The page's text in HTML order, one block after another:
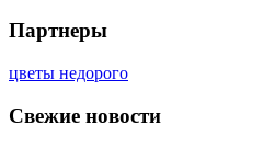
Партнеры
цветы недорого
Свежие новости